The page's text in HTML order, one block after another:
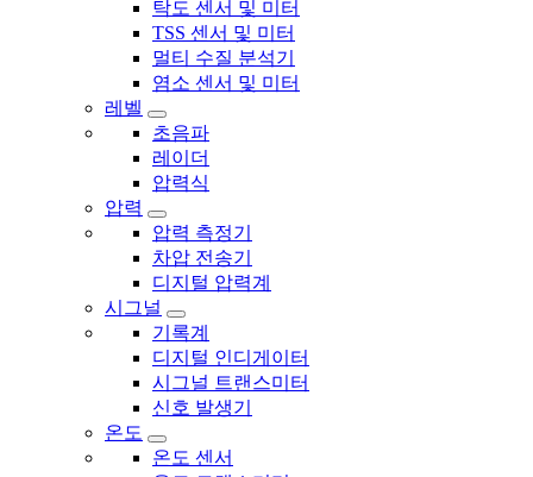
탁도 센서 및 미터
TSS 센서 및 미터
멀티 수질 분석기
염소 센서 및 미터
레벨
초음파
레이더
압력식
압력
압력 측정기
차압 전송기
디지털 압력계
시그널
기록계
디지털 인디게이터
시그널 트랜스미터
신호 발생기
온도
온도 센서